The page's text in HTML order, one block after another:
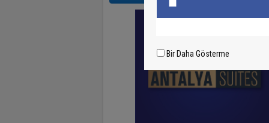
Bir Daha Gösterme